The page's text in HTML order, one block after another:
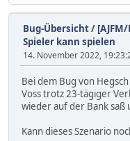
Bug-Übersicht/
Spieler kann spielen
14. November 2022,
Bei dem Bug von
Voss trotz 23-tägiger
wieder auf der Bank saß
Kann dieses Szenario